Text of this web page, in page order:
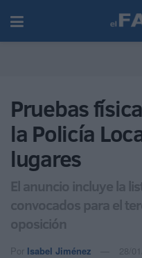
Pruebas
la Policía
lugares
El anuncio incluye la
convocados para el
oposición
Por Isabel Jiménez 28/